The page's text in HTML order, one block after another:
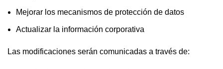
Mejorar los mecanismos de protección de datos
Actualizar la información corporativa
Las modificaciones serán comunicadas a través de: